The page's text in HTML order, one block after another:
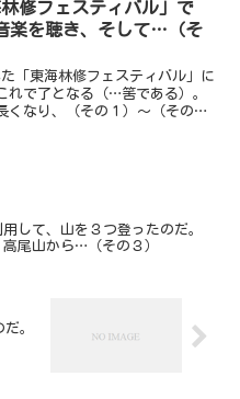
林修フェスティバル」で
楽を聴き、そして…（そ
「東海林修フェスティバル」に
れで了となる（…筈である）。
くなり、（その１）～（その
して、山を３つ登ったのだ。
高尾山から…（その３）
。